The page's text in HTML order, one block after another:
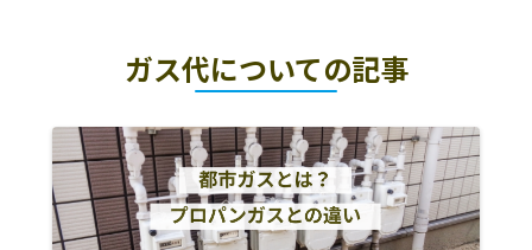
ガス代についての記事